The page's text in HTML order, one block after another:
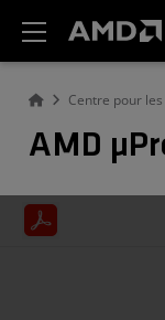
Centre pour
AMD